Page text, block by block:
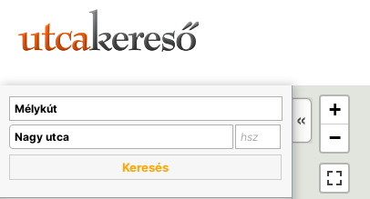
+
−
Keresés
A térképet kicsinyíteni kell, hogy látszódjanak a boltok.
Boltok látszódjanak >>